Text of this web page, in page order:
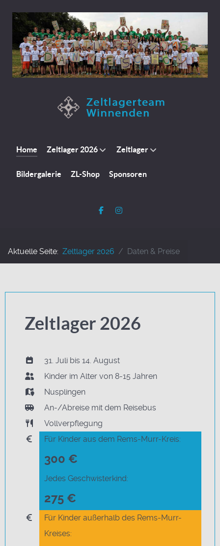
Home Zeltlager 2026 Zeltlager
Bildergalerie ZL-Shop Sponsoren
Aktuelle Seite: Zeltlager 2026 Daten & Preise
Zeltlager 2026
31. Juli bis 14. August
Kinder im Alter von 8-15 Jahren
Nusplingen
An-/Abreise mit dem Reisebus
Vollverpflegung
Für Kinder aus dem Rems-Murr-Kreis:
300 €
Jedes Geschwisterkind:
275 €
Für Kinder außerhalb des Rems-Murr-
Kreises: